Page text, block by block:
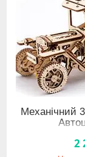
Механічний
2